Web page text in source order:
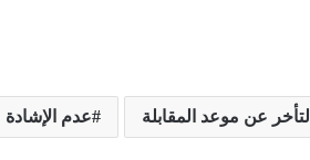
التأخر عن موعد المقابلة عدم الإشادة